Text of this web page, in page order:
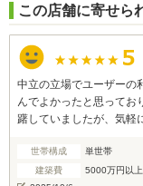
この店舗に寄せら
中立の立場でユーザーの
んでよかったと思ってお
躇していましたが、気軽
世帯構成
単世帯
建築費
5000万円以上